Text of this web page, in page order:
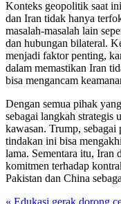
Konteks geopolitik saat
dan Iran tidak hanya
masalah-masalah lain
dan hubungan bilateral.
menjadi faktor penting,
dalam memastikan Iran
bisa mengancam
Dengan semua pihak
sebagai langkah strategis
kawasan. Trump,
tindakan ini bisa
lama. Sementara itu, Iran
komitmen terhadap
Pakistan dan China
« Edukasi gerak dorong